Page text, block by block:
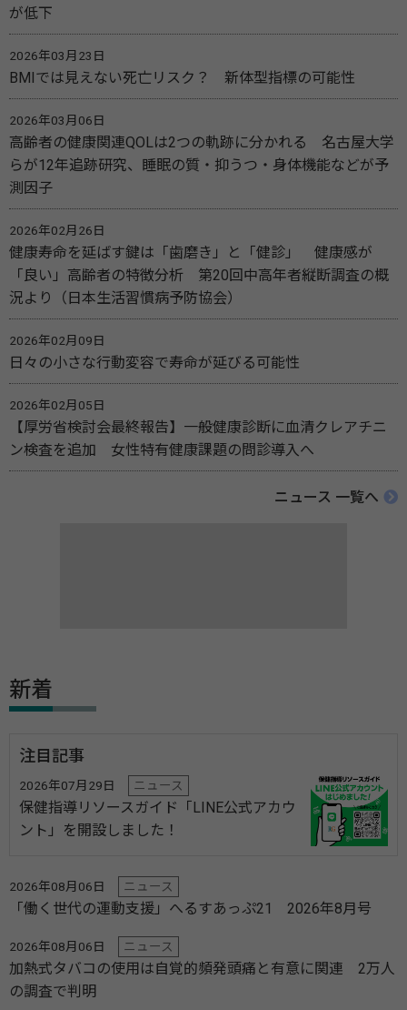
が低下
2026年03月23日
BMIでは見えない死亡リスク？ 新体型指標の可能性
2026年03月06日
高齢者の健康関連QOLは2つの軌跡に分かれる 名古屋大学
らが12年追跡研究、睡眠の質・抑うつ・身体機能などが予
測因子
2026年02月26日
健康寿命を延ばす鍵は「歯磨き」と「健診」 健康感が
「良い」高齢者の特徴分析 第20回中高年者縦断調査の概
況より（日本生活習慣病予防協会）
2026年02月09日
日々の小さな行動変容で寿命が延びる可能性
2026年02月05日
【厚労省検討会最終報告】一般健康診断に血清クレアチニ
ン検査を追加 女性特有健康課題の問診導入へ
ニュース 一覧へ
新着
注目記事
2026年07月29日 ニュース
保健指導リソースガイド「LINE公式アカウ
ント」を開設しました！
2026年08月06日 ニュース
「働く世代の運動支援」へるすあっぷ21 2026年8月号
2026年08月06日 ニュース
加熱式タバコの使用は自覚的頻発頭痛と有意に関連 2万人
の調査で判明